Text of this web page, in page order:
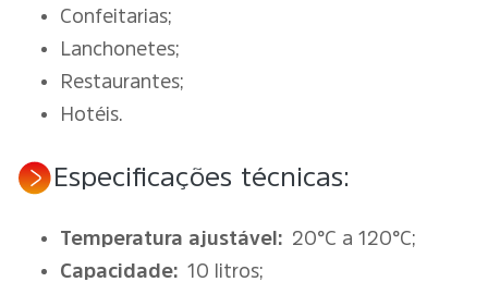
Confeitarias;
Lanchonetes;
Restaurantes;
Hotéis.
Especificações técnicas:
Temperatura ajustável: 20°C a 120°C;
Capacidade: 10 litros;